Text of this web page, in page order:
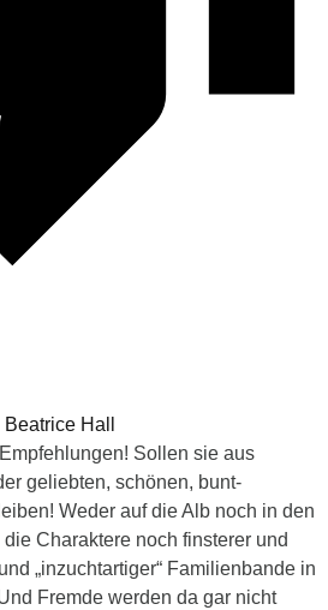
Hall
Sollen sie aus
geliebten, schönen, bunt-
Weder auf die Alb noch in den
Charaktere noch finsterer und
„inzuchtartiger“ Familienbande in
Fremde werden da gar nicht